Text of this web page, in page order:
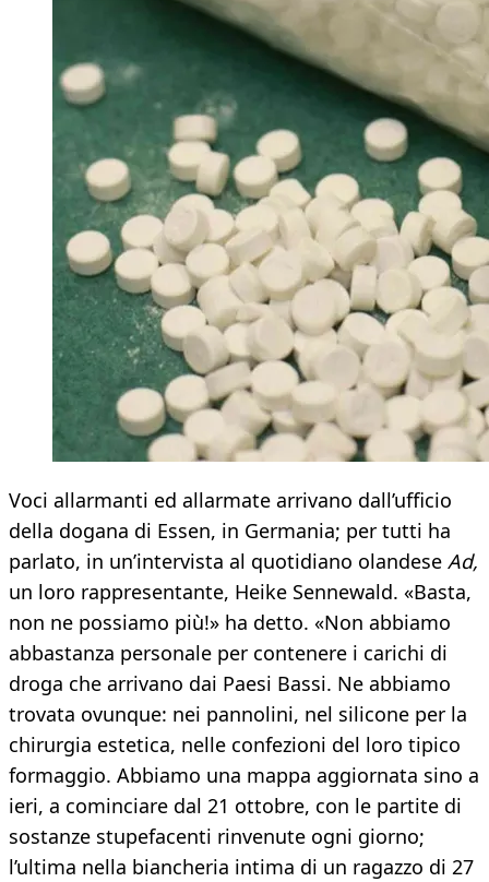
Voci allarmanti ed allarmate arrivano dall’ufficio
della dogana di Essen, in Germania; per tutti ha
parlato, in un’intervista al quotidiano olandese Ad,
un loro rappresentante, Heike Sennewald. «Basta,
non ne possiamo più!» ha detto. «Non abbiamo
abbastanza personale per contenere i carichi di
droga che arrivano dai Paesi Bassi. Ne abbiamo
trovata ovunque: nei pannolini, nel silicone per la
chirurgia estetica, nelle confezioni del loro tipico
formaggio. Abbiamo una mappa aggiornata sino a
ieri, a cominciare dal 21 ottobre, con le partite di
sostanze stupefacenti rinvenute ogni giorno;
l’ultima nella biancheria intima di un ragazzo di 27